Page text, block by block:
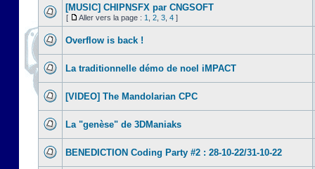
[MUSIC] CHIPNSFX par CNGSOFT
[ Aller vers la page : 1 2 3 4 ]
Overflow is back !
La traditionnelle démo de noel iMPACT
[VIDEO] The Mandolarian CPC
La "genèse" de 3DManiaks
BENEDICTION Coding Party #2 : 28-10-22/31-10-22